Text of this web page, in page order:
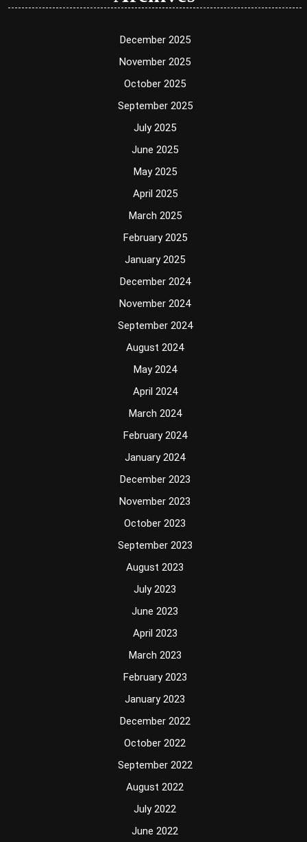
December 2025
November 2025
October 2025
September 2025
July 2025
June 2025
May 2025
April 2025
March 2025
February 2025
January 2025
December 2024
November 2024
September 2024
August 2024
May 2024
April 2024
March 2024
February 2024
January 2024
December 2023
November 2023
October 2023
September 2023
August 2023
July 2023
June 2023
April 2023
March 2023
February 2023
January 2023
December 2022
October 2022
September 2022
August 2022
July 2022
June 2022